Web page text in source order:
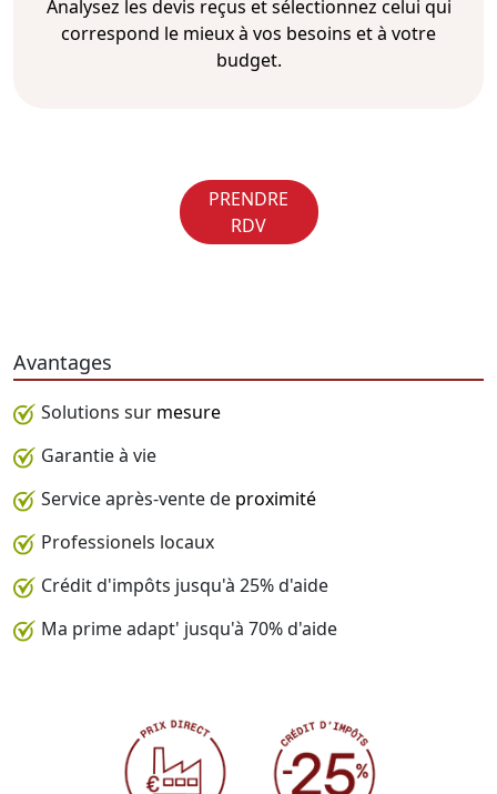
Analysez les devis reçus et sélectionnez celui qui
correspond le mieux à vos besoins et à votre
budget.
PRENDRE
RDV
Avantages
Solutions sur mesure
Garantie à vie
Service après-vente de proximité
Professionels locaux
Crédit d'impôts jusqu'à 25% d'aide
Ma prime adapt' jusqu'à 70% d'aide